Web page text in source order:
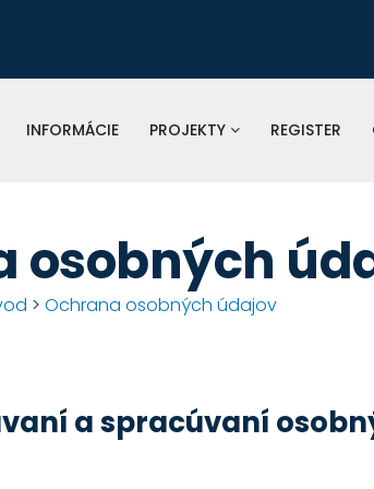
Pre
vodomerov,
spoločnosť:
INFORMÁCIE PROJEKTY REGISTER
osobných
> Ochrana osobných údajov
a spracúvaní